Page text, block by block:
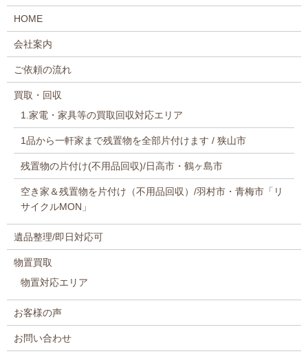
HOME
会社案内
ご依頼の流れ
買取・回収
1.家電・家具等の買取回収対応エリア
1品から一軒家まで残置物を全部片付けます / 狭山市
残置物の片付け(不用品回収)/日高市・鶴ヶ島市
空き家＆残置物を片付け（不用品回収）/羽村市・青梅市「リ
サイクルMON」
遺品整理/即日対応可
物置買取
物置対応エリア
お客様の声
お問い合わせ